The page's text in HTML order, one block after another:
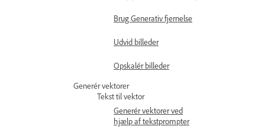
Brug Generativ fjernelse
Udvid billeder
Opskalér billeder
Generér vektorer
Tekst til vektor
Generér vektorer ved
hjælp af tekstprompter